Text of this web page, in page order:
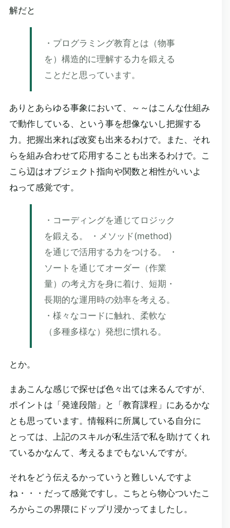
解だと
・プログラミング教育とは（物事
を）構造的に理解する力を鍛える
ことだと思っています。
ありとあらゆる事象において、～～はこんな仕組み
で動作している、という事を想像ないし把握する
力。把握出来れば改変も出来るわけで。また、それ
らを組み合わせて応用することも出来るわけで。こ
こら辺はオブジェクト指向や関数と相性がいいよ
ねって感覚です。
・コーディングを通じてロジック
を鍛える。 ・メソッド(method)
を通じで活用する力をつける。 ・
ソートを通じてオーダー（作業
量）の考え方を身に着け、短期・
長期的な運用時の効率を考える。
・様々なコードに触れ、柔軟な
（多種多様な）発想に慣れる。
とか。
まあこんな感じで探せば色々出ては来るんですが、
ポイントは「発達段階」と「教育課程」にあるかな
とも思っています。情報科に所属している自分に
とっては、上記のスキルが私生活で私を助けてくれ
ているかなんて、考えるまでもないんですが。
それをどう伝えるかっていうと難しいんですよ
ね・・・だって感覚ですし。こちとら物心ついたこ
ろからこの界隈にドップリ浸かってましたし。